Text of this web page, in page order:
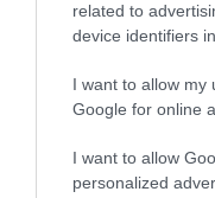
related to
device identifiers
I want to allow my
Google for online
I want to allow
personalized
Ajánljuk
dallamok: így
a Netflix
Stranger Things: